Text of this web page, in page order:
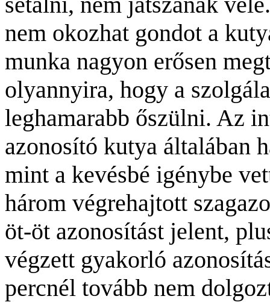
nem okozhat gondot a
munka nagyon erősen
olyannyira, hogy a
leghamarabb őszülni. Az
azonosító kutya általában
mint a kevésbé igénybe
három végrehajtott
öt-öt azonosítást jelent,
végzett gyakorló
percnél tovább nem